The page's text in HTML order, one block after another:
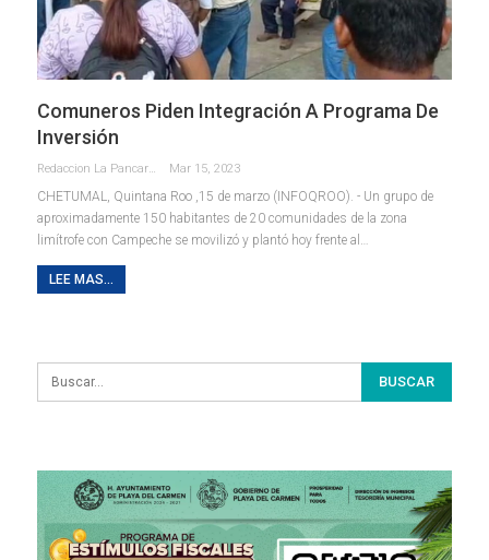
Comuneros Piden Integración A Programa De
Inversión
Redaccion La Pancarta De Quintana Roo Mar 15, 2023
CHETUMAL, Quintana Roo ,15 de marzo (INFOQROO). - Un grupo de
aproximadamente 150 habitantes de 20 comunidades de la zona
limítrofe con Campeche se movilizó y plantó hoy frente al …
LEE MAS...